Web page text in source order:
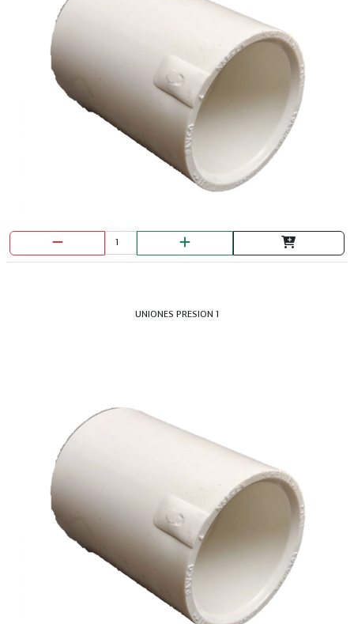
LLAVE MIXTA CROMADA NO. 9/16
LLAVE MIXTA HOPEX 10MM
UNIONES PRESION 1